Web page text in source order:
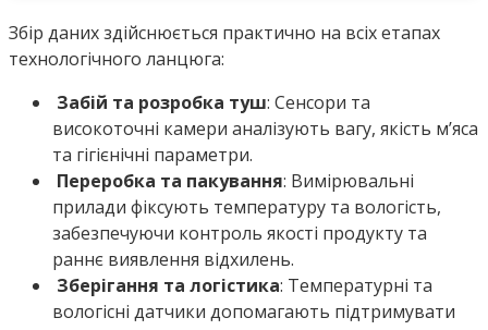
Збір даних здійснюється практично на всіх етапах
технологічного ланцюга:
Забій та розробка туш: Сенсори та
високоточні камери аналізують вагу, якість м’яса
та гігієнічні параметри.
Переробка та пакування: Вимірювальні
прилади фіксують температуру та вологість,
забезпечуючи контроль якості продукту та
раннє виявлення відхилень.
Зберігання та логістика: Температурні та
вологісні датчики допомагають підтримувати